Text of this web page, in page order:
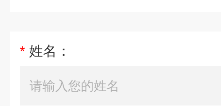
* 姓名：